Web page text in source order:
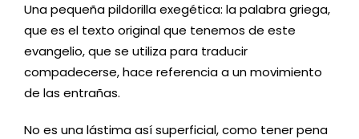
Una pequeña pildorilla exegética: la palabra griega,
que es el texto original que tenemos de este
evangelio, que se utiliza para traducir
compadecerse, hace referencia a un movimiento
de las entrañas.
No es una lástima así superficial, como tener pena